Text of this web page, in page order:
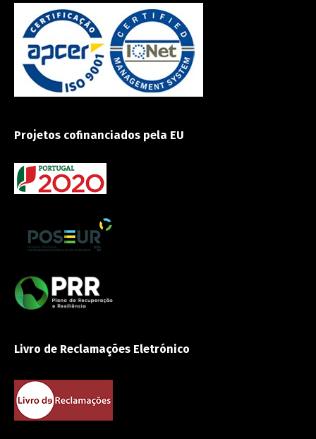
Projetos cofinanciados pela EU
Livro de Reclamações Eletrónico